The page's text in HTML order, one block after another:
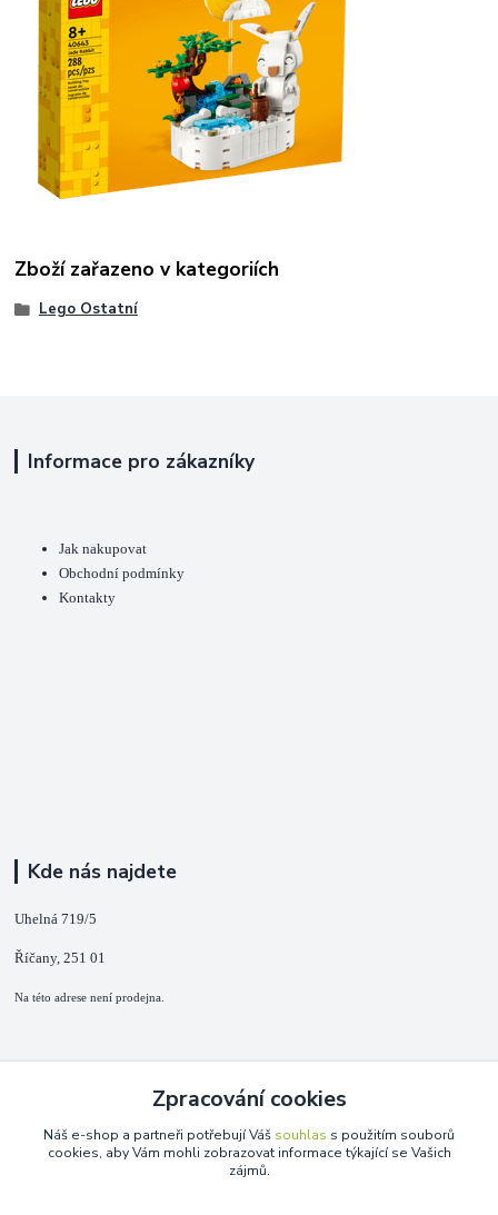
Zboží zařazeno v kategoriích
Lego Ostatní
Informace pro zákazníky
Jak nakupovat
Obchodní podmínky
Kontakty
Kde nás najdete
Uhelná 719/5
Říčany, 251 01
Na této adrese není prodejna.
+420 725 889 873
(Po-Ne, 9-18 hod.)
Zpracování cookies
Náš e-shop a partneři potřebují Váš souhlas s použitím souborů
cookies, aby Vám mohli zobrazovat informace týkající se Vašich
zájmů.